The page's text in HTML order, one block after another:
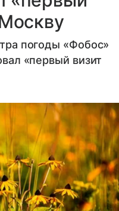
погоды «Фобос»
«первый визит